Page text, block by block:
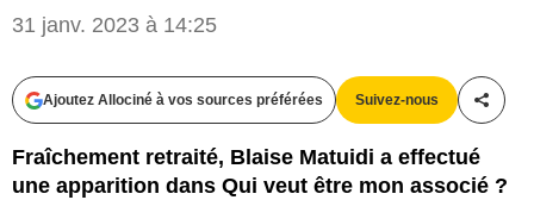
31 janv. 2023 à 14:25
Ajoutez Allociné à vos sources préférées Suivez-nous
Fraîchement retraité, Blaise Matuidi a effectué
une apparition dans Qui veut être mon associé ?